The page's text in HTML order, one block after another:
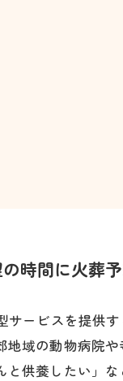
時間に火葬
サービスを提供
地域の動物病院
と供養したい」